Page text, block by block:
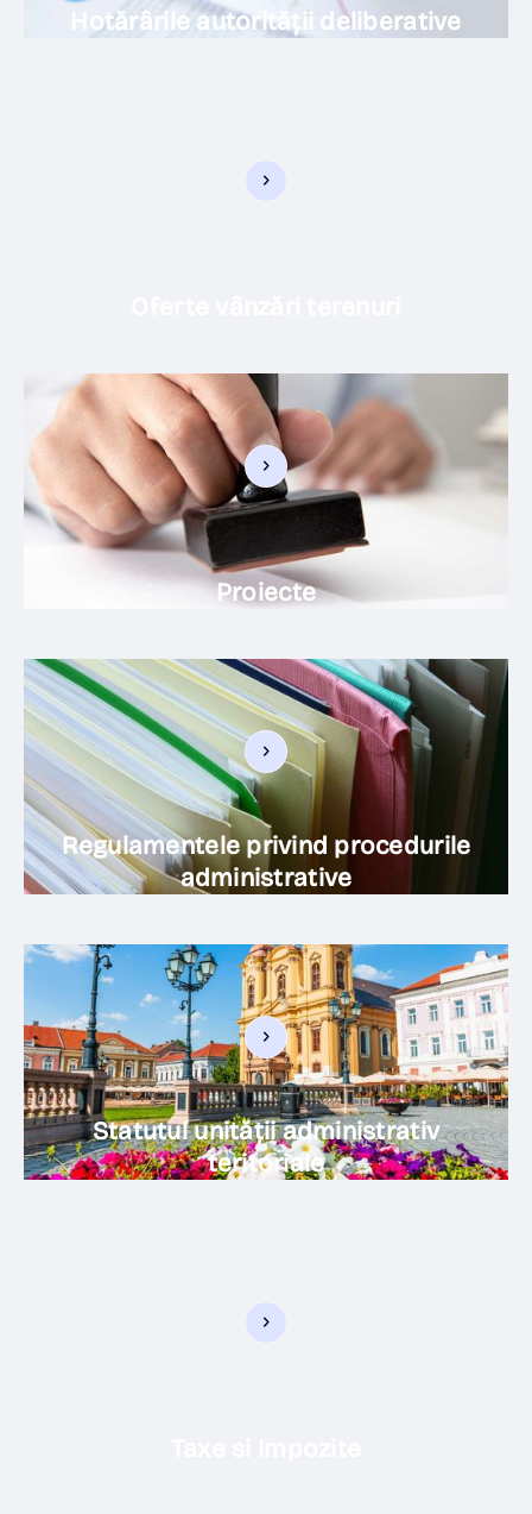
Hotărârile autorității deliberative
Proiecte
Regulamentele privind procedurile
administrative
Statutul unității administrativ
teritoriale